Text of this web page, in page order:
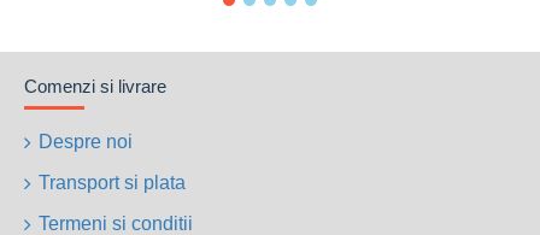
Comenzi si livrare
Despre noi
Transport si plata
Termeni si conditii